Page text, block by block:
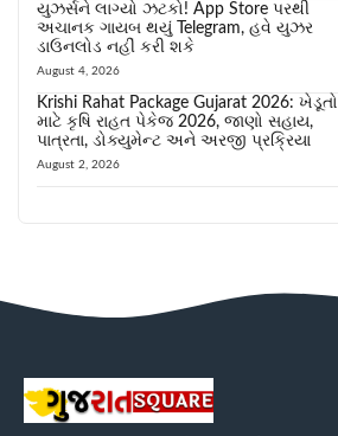
યુઝર્સને લાગ્યો ઝટકો! App Store પરથી
અચાનક ગાયબ થયું Telegram, હવે યુઝર
ડાઉનલોડ નહીં કરી શકે
August 4, 2026
Krishi Rahat Package Gujarat 2026: ખેડૂતો
માટે કૃષિ રાહત પેકેજ 2026, જાણો સહાય,
પાત્રતા, ડોક્યુમેન્ટ અને અરજી પ્રક્રિયા
August 2, 2026